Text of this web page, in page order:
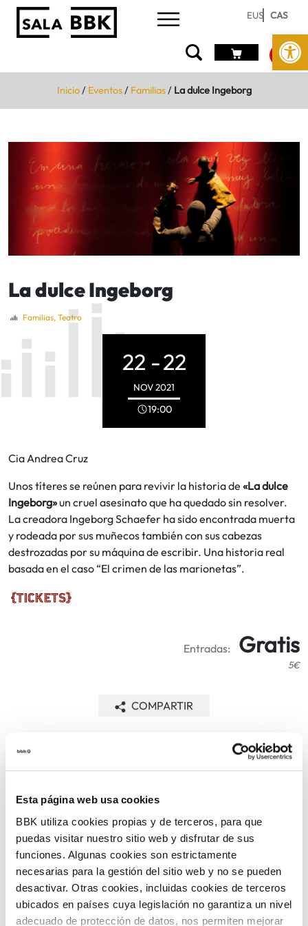
Abrir
Esta página web usa cookies
BBK utiliza cookies propias y de terceros, para que
puedas visitar nuestro sitio web y disfrutar de sus
funciones. Algunas cookies son estrictamente
necesarias para la gestión del sitio web y no se pueden
desactivar. Otras cookies, incluidas cookies de terceros
ubicados en países cuya legislación no garantiza un nivel
adecuado de protección de datos, nos permiten mejorar
EUS CAS
Inicio/ Eventos/ Familias/ La dulce Ingeborg
La dulce Ingeborg
Familias, Teatro
22 -22
NOV2021
19:00
Cia Andrea Cruz
Unos títeres se reúnen para revivir la historia de «La dulce
Ingeborg»un cruel asesinato que ha quedado sin resolver.
La creadora Ingeborg Schaefer ha sido encontrada muerta
y rodeada por sus muñecos también con sus cabezas
destrozadas por su máquina de escribir. Una historia real
basada en el caso “El crimen de las marionetas”.
Entradas: Gratis
5€
COMPARTIR
TEMÁTICAS